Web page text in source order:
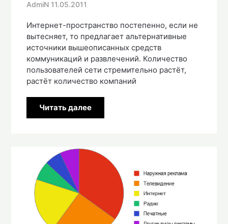
AdmiN 11.05.2011
Интернет-пространство постепенно, если не
вытесняет, то предлагает альтернативные
источники вышеописанных средств
коммуникаций и развлечений. Количество
пользователей сети стремительно растёт,
растёт количество компаний
Читать далее